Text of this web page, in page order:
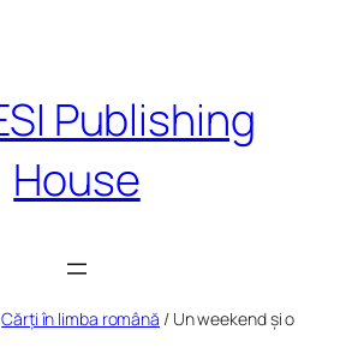
Publishing
House
Cărți în limba română / Un weekend și o